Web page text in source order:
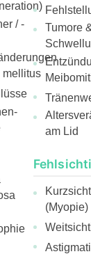
/ -
mellitus
Tumore
am Lid
(Myopie)